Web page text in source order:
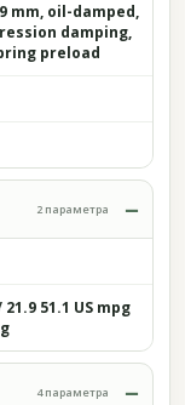
mm, oil-damped,
damping,
preload
2 параметра
51.1 US mpg
4 параметра